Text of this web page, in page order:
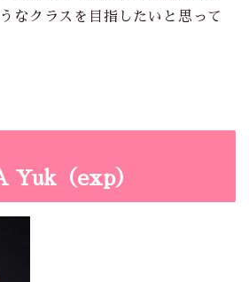
なクラスを目指したいと思って
（exp）